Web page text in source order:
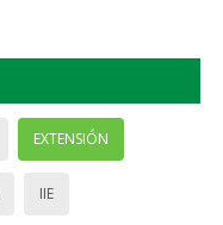
EXTENSIÓN
IIE